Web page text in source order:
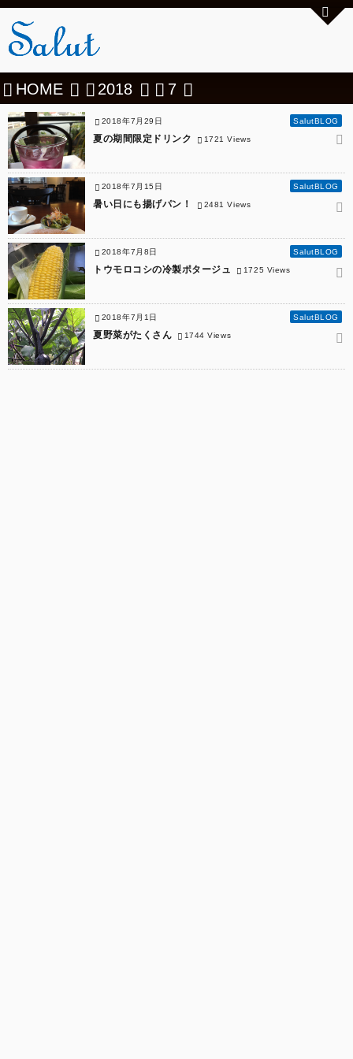
HOME 2018 7
2018年7月29日 SalutBLOG
夏の期間限定ドリンク 1721 Views
2018年7月15日 SalutBLOG
暑い日にも揚げパン！ 2481 Views
2018年7月8日 SalutBLOG
トウモロコシの冷製ポタージュ 1725 Views
2018年7月1日 SalutBLOG
夏野菜がたくさん 1744 Views